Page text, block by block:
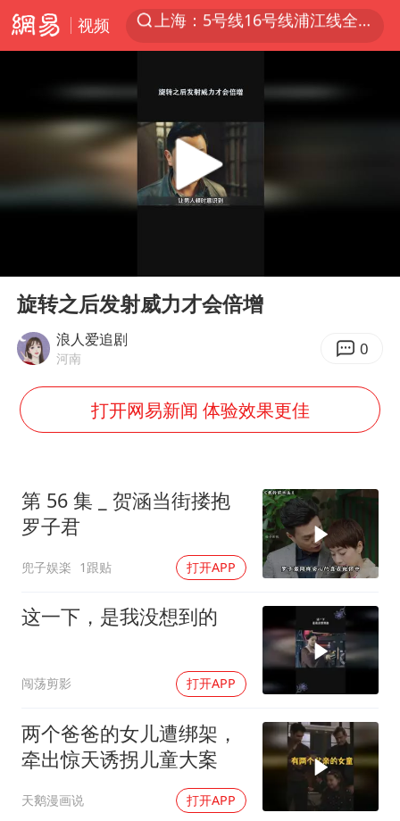
视频
上半年我国经营主体结构持续优化
上海有出现龙卷潜势
白海豚逼近浙闽沿海
王艺迪无缘横滨赛决赛
2025年小学教师减少13.19万
上海大部迎大暴雨
《龙餐馆》 冲奖
构建更高水平的全民健身公共服务体系
Play
旋转之后发射威力才会倍增
浪人爱追剧
河南 0
打开网易新闻 体验效果更佳
第 56 集 _ 贺涵当街搂抱
罗子君
兜子娱楽 1跟贴 打开APP
这一下，是我没想到的
闯荡剪影 打开APP
两个爸爸的女儿遭绑架，
牵出惊天诱拐儿童大案
天鹅漫画说 打开APP